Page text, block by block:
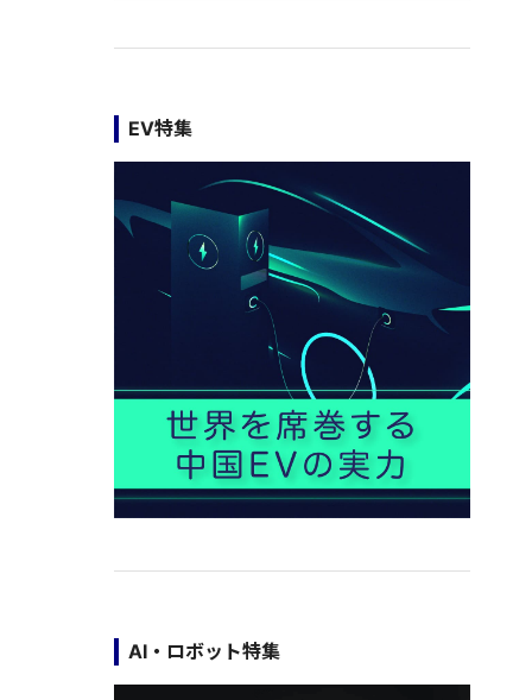
EV特集
AI・ロボット特集